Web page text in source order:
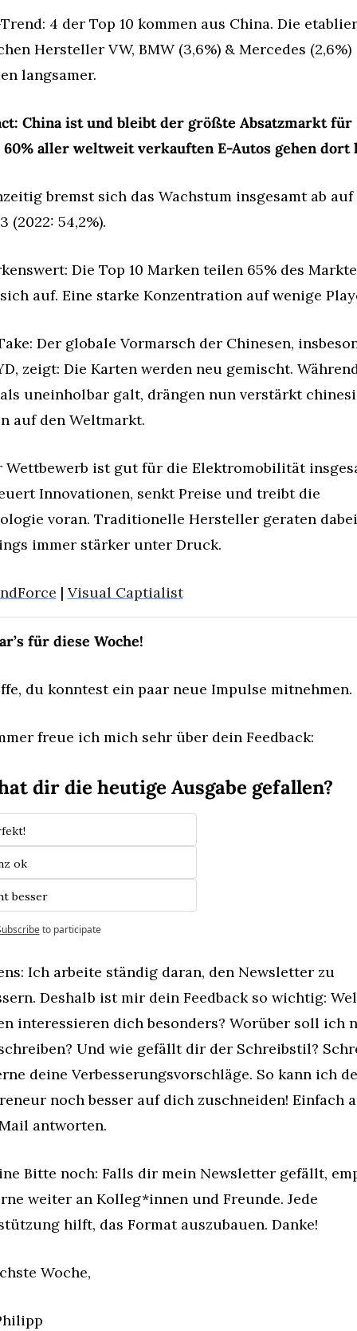
4 der Top 10 kommen aus China. Die
Hersteller VW, BMW (3,6%) & Mercedes (2,6%)
langsamer.
China ist und bleibt der größte Absatzmarkt für
60% aller weltweit verkauften E-Autos gehen dort
bremst sich das Wachstum insgesamt ab auf
(2022: 54,2%).
Die Top 10 Marken teilen 65% des
auf. Eine starke Konzentration auf wenige
Der globale Vormarsch der Chinesen,
zeigt: Die Karten werden neu gemischt.
uneinholbar galt, drängen nun verstärkt
auf den Weltmarkt.
Wettbewerb ist gut für die Elektromobilität
Innovationen, senkt Preise und treibt die
voran. Traditionelle Hersteller geraten dabei
immer stärker unter Druck.
| Visual Captialist
für diese Woche!
du konntest ein paar neue Impulse mitnehmen.
freue ich mich sehr über dein Feedback:
dir die heutige Ausgabe gefallen?
ok
besser
to participate
Ich arbeite ständig daran, den Newsletter zu
Deshalb ist mir dein Feedback so wichtig:
interessieren dich besonders? Worüber soll ich
Und wie gefällt dir der Schreibstil?
deine Verbesserungsvorschläge. So kann ich
noch besser auf dich zuschneiden! Einfach
antworten.
Bitte noch: Falls dir mein Newsletter gefällt,
weiter an Kolleg*innen und Freunde. Jede
hilft, das Format auszubauen. Danke!
Woche,